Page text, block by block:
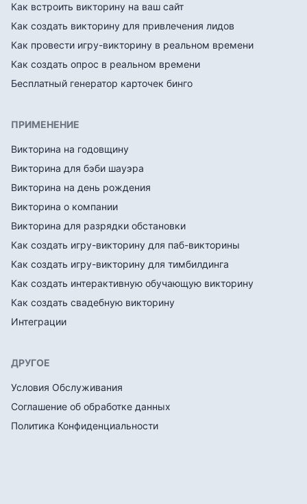
Как встроить викторину на ваш сайт
Как создать викторину для привлечения лидов
Как провести игру-викторину в реальном времени
Как создать опрос в реальном времени
Бесплатный генератор карточек бинго
ПРИМЕНЕНИЕ
Викторина на годовщину
Викторина для бэби шауэра
Викторина на день рождения
Викторина о компании
Викторина для разрядки обстановки
Как создать игру-викторину для паб-викторины
Как создать игру-викторину для тимбилдинга
Как создать интерактивную обучающую викторину
Как создать свадебную викторину
Интеграции
ДРУГОЕ
Условия Обслуживания
Соглашение об обработке данных
Политика Конфиденциальности